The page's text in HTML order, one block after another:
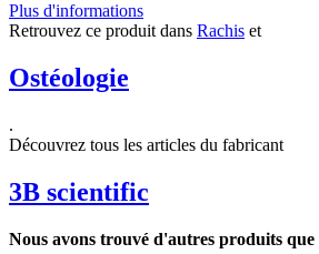
Plus d'informations
Retrouvez ce produit dans Rachis et
Ostéologie
.
Découvrez tous les articles du fabricant
3B scientific
Nous avons trouvé d'autres produits